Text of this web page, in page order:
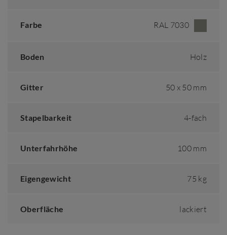
Farbe RAL 7030
Boden Holz
Gitter 50 x 50 mm
Stapelbarkeit 4-fach
Unterfahrhöhe 100 mm
Eigengewicht 75 kg
Oberfläche lackiert